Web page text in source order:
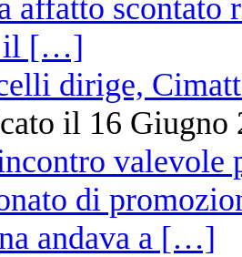
dirige,
il 16 Giugno